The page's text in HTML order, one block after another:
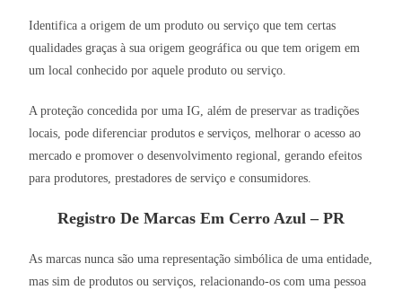
Identifica a origem de um produto ou serviço que tem certas
qualidades graças à sua origem geográfica ou que tem origem em
um local conhecido por aquele produto ou serviço.
A proteção concedida por uma IG, além de preservar as tradições
locais, pode diferenciar produtos e serviços, melhorar o acesso ao
mercado e promover o desenvolvimento regional, gerando efeitos
para produtores, prestadores de serviço e consumidores.
Registro De Marcas Em Cerro Azul – PR
As marcas nunca são uma representação simbólica de uma entidade,
mas sim de produtos ou serviços, relacionando-os com uma pessoa